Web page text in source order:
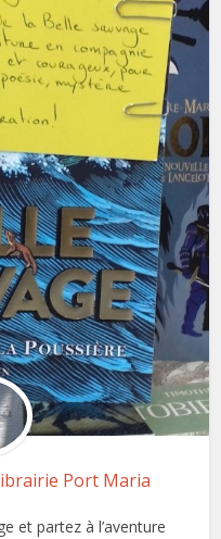
Port Maria
et partez à l’aventure